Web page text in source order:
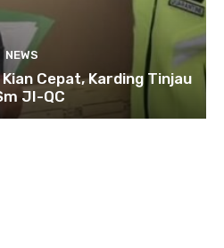
NEWS
Cepat, Karding Tinjau
JI-QC